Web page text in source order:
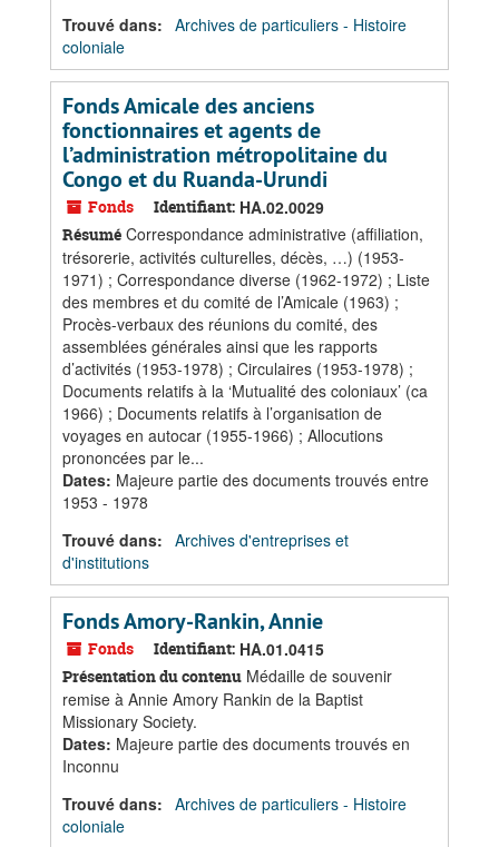
Trouvé dans: Archives de particuliers - Histoire
coloniale
Fonds Amicale des anciens
fonctionnaires et agents de
l’administration métropolitaine du
Congo et du Ruanda-Urundi
Fonds Identifiant: HA.02.0029
Résumé Correspondance administrative (affiliation,
trésorerie, activités culturelles, décès, …) (1953-
1971) ; Correspondance diverse (1962-1972) ; Liste
des membres et du comité de l’Amicale (1963) ;
Procès-verbaux des réunions du comité, des
assemblées générales ainsi que les rapports
d’activités (1953-1978) ; Circulaires (1953-1978) ;
Documents relatifs à la ‘Mutualité des coloniaux’ (ca
1966) ; Documents relatifs à l’organisation de
voyages en autocar (1955-1966) ; Allocutions
prononcées par le...
Dates: Majeure partie des documents trouvés entre
1953 - 1978
Trouvé dans: Archives d'entreprises et
d'institutions
Fonds Amory-Rankin, Annie
Fonds Identifiant: HA.01.0415
Présentation du contenu Médaille de souvenir
remise à Annie Amory Rankin de la Baptist
Missionary Society.
Dates: Majeure partie des documents trouvés en
Inconnu
Trouvé dans: Archives de particuliers - Histoire
coloniale